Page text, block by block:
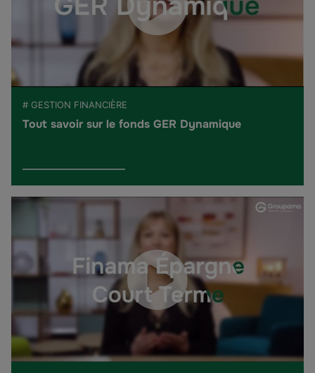
# GESTION FINANCIÈRE
Tout savoir sur le fonds GER Dynamique